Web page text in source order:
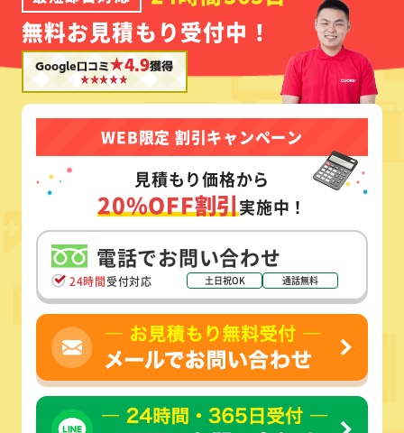
無料お見積もり受付中！
Google口コミ★4.9獲得
WEB限定 割引キャンペーン
見積もり価格から
20%OFF割引実施中！
電話でお問い合わせ
24時間受付対応 土日祝OK 通話無料